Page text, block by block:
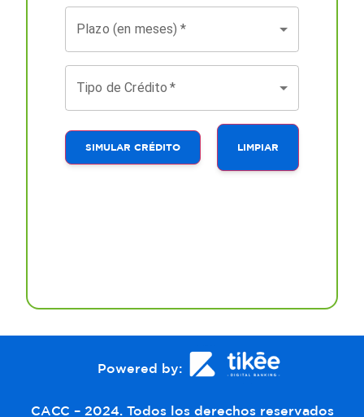
Plazo (en meses) *
Tipo de Crédito *
SIMULAR CRÉDITO LIMPIAR
Powered by:
CACC – 2024. Todos los derechos reservados